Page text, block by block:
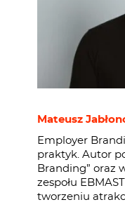
Mateusz
Employer
praktyk. Autor
Branding” oraz
zespołu
tworzeniu